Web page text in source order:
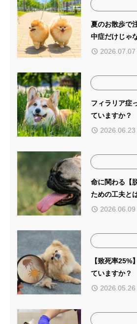
夏のお散歩で
中症だけじゃ
2026.07.07
フィラリア症
ていますか？
2026.06.23
命に関わる【
ための工夫と
2026.06.09
【致死率25%
ていますか？
2026.05.26